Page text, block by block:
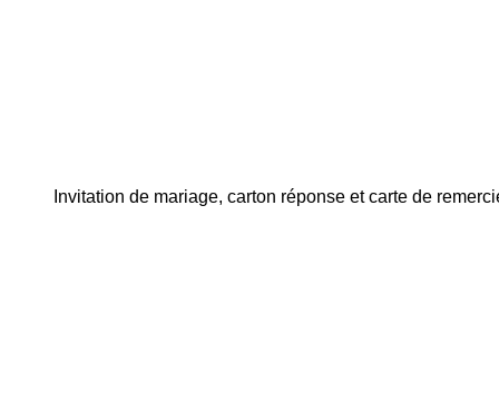
Invitation de mariage, carton réponse et carte de